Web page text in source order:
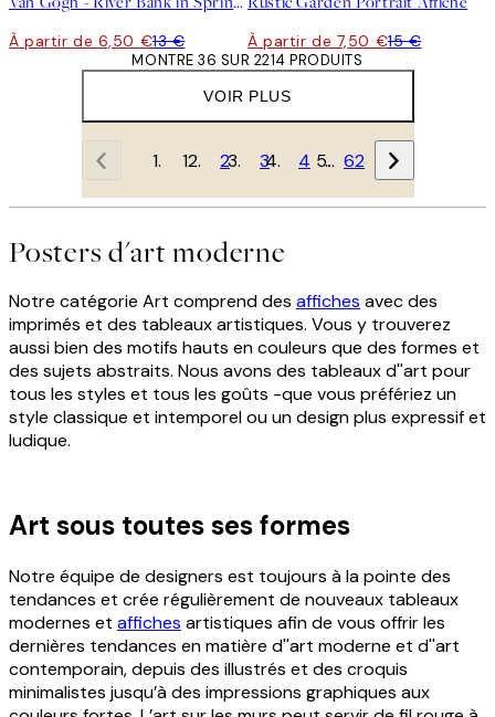
À partir de 6,50 €13 € À partir de 7,50 €15 €
VOIR PLUS
MONTRE 36 SUR 2214 PRODUITS
1 2 3 4 … 62
Posters d'art moderne
Notre catégorie Art comprend des affiches avec des
imprimés et des tableaux artistiques. Vous y trouverez
aussi bien des motifs hauts en couleurs que des formes et
des sujets abstraits. Nous avons des tableaux d''art pour
tous les styles et tous les goûts -que vous préfériez un
style classique et intemporel ou un design plus expressif et
ludique.
Art sous toutes ses formes
Notre équipe de designers est toujours à la pointe des
tendances et crée régulièrement de nouveaux tableaux
modernes et affiches artistiques afin de vous offrir les
dernières tendances en matière d''art moderne et d''art
contemporain, depuis des illustrés et des croquis
minimalistes jusqu’à des impressions graphiques aux